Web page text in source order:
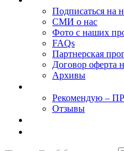
Подписаться на
СМИ о нас
Фото с наших
FAQs
Партнерская
Договор оферта
Архивы
Рекомендую –
Отзывы